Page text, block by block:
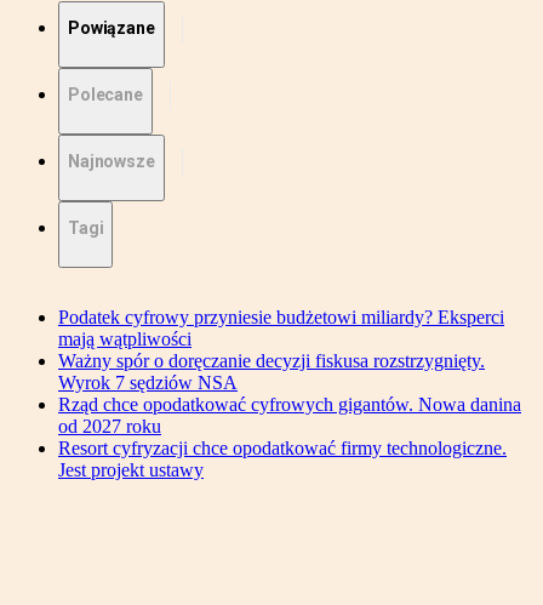
Powiązane
Polecane
Najnowsze
Tagi
Podatek cyfrowy przyniesie budżetowi miliardy? Eksperci
mają wątpliwości
Ważny spór o doręczanie decyzji fiskusa rozstrzygnięty.
Wyrok 7 sędziów NSA
Rząd chce opodatkować cyfrowych gigantów. Nowa danina
od 2027 roku
Resort cyfryzacji chce opodatkować firmy technologiczne.
Jest projekt ustawy